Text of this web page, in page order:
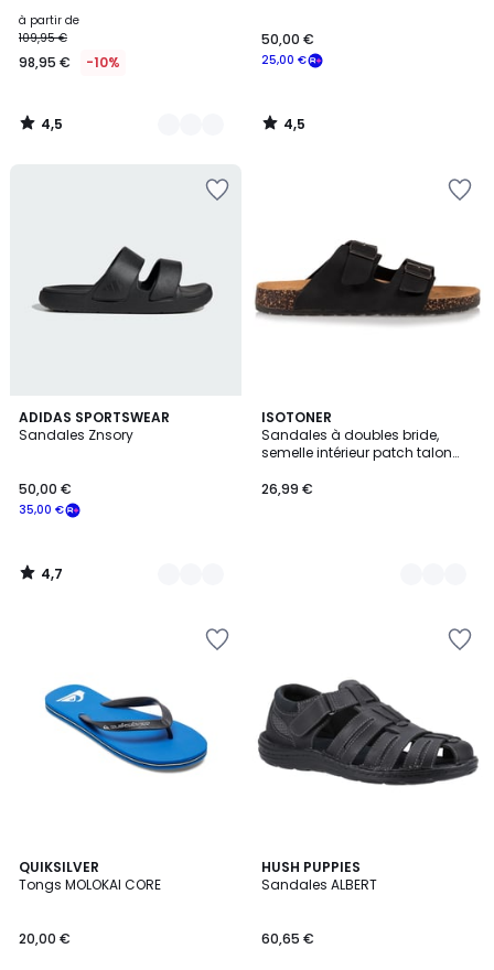
à partir de
109,95 €
98,95 € -10%
4,5
/
25,00 €
50,00 €
4,5
/
ADIDAS SPORTSWEAR
Sandales Znsory
35,00 €
50,00 €
4,7
/ 5
5
Couleurs
4,7
/
ISOTONER
Sandales à doubles bride,
semelle intérieur patch talon
26,99 €
3
Couleurs
QUIKSILVER
Tongs MOLOKAI CORE
20,00 €
10
Couleurs
HUSH PUPPIES
Sandales ALBERT
60,65 €
1
/